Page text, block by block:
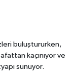
buluştururken,
kaçınıyor ve
sunuyor.